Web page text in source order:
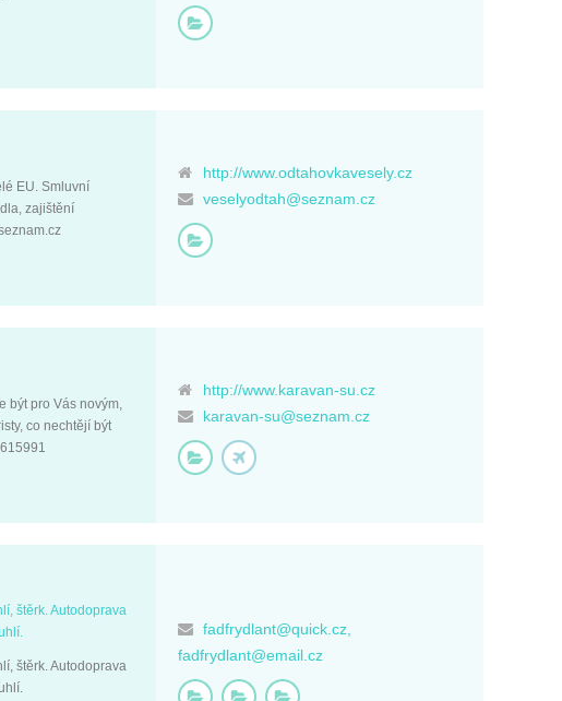
EU. Smluvní
zajištění
http://www.odtahovkavesely.cz
veselyodtah@seznam.cz
být pro Vás novým,
co nechtějí být
IČ: 87615991
http://www.karavan-su.cz
karavan-su@seznam.cz
štěrk. Autodoprava
štěrk. Autodoprava
fadfrydlant@quick.cz,
fadfrydlant@email.cz